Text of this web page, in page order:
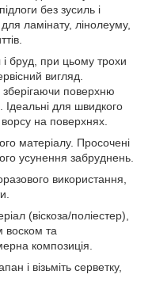
без зусиль і
ламінату, лінолеуму,
бруд, при цьому трохи
вигляд.
поверхню
для швидкого
на поверхнях.
матеріалу. Просочені
усунення забруднень.
використання,
(віскоза/поліестер),
воском та
композиція.
і візьміть серветку,